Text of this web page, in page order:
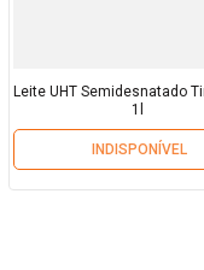
Leite UHT Semidesnatado
1l
INDISPONÍVEL